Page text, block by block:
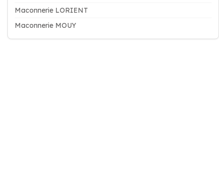
Maconnerie LORIENT
Maconnerie MOUY